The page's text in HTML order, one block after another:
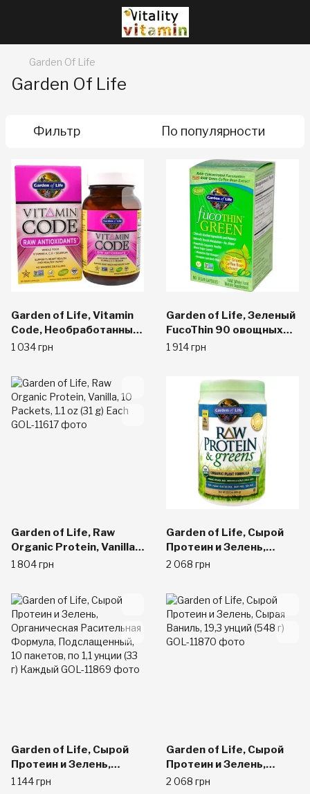
Garden Of Life
Garden Of Life
Фильтр По популярности
Garden of Life, Vitamin
Code, Необработанные
антиоксиданты, 30
UltraZorbe
1 034 грн
Garden of Life, Зеленый
FucoThin 90 овощных
капсул
1 914 грн
Garden of Life, Raw
Organic Protein, Vanilla,
10 Packets, 1.1 oz (31 g)
1 804 грн
Garden of Life, Сырой
Протеин и Зелень,
Подслащенный, 23,0
2 068 грн
Garden of Life, Сырой
Протеин и Зелень,
Органическая
1 144 грн
Garden of Life, Сырой
Протеин и Зелень,
Сырая Ваниль, 19,3
2 068 грн